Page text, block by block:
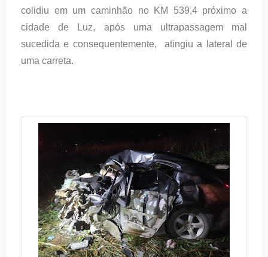
colidiu em um caminhão no KM 539,4 próximo a
cidade de Luz, após uma ultrapassagem mal
sucedida e consequentemente, atingiu a lateral de
uma carreta.